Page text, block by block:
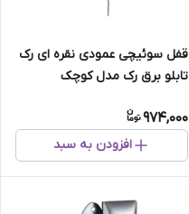
قفل سوئیچی عمودی نقره ای رک
تابلو برق رک مدل کوچک
974,000
افزودن به سبد